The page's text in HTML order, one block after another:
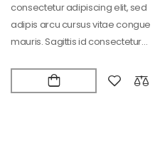
consectetur adipiscing elit, sed
adipis arcu cursus vitae congue
mauris. Sagittis id consectetur